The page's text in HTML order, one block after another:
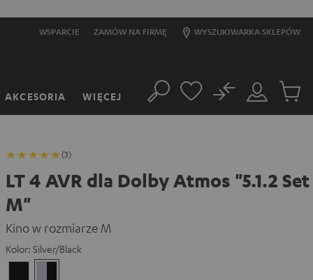
WSPARCIE ZAMÓW NA FIRMĘ WYSZUKIWARKA SKLEPÓW
AKCESORIA WIĘCEJ Szukaj
Moje
konto
No
(3)
LT 4 AVR dla Dolby Atmos "5.1.2 Set
M"
Kino w rozmiarze M
Kolor: Silver/Black